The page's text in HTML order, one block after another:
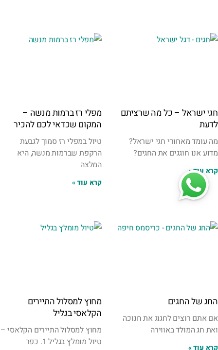
חגי ישראל – כל מה שרציתם
לדעת
מה עומד מאחורי חגי ישראל?
מדוע אנו חוגגים את החגים?
קרא עוד »
מפלי רז ברמות מנשה –
המקום שכדאי לכם להכיר
טיול במפלי רז סמוך לגבעת
הרקפת שברמות מנשה, היא
המלצה
קרא עוד »
החג של החגים
אם אתם רוצים לחגוג את חנוכה
ואת חג המולד באווירה
קרא עוד »
מחוץ למסלול התיירים
הקלאסי בגליל
מחוץ למסלול התיירים הקלאסי –
טיול מומלץ בגליל 1. כפר